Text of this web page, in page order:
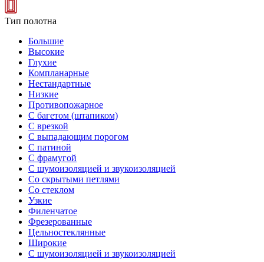
Тип полотна
Большие
Высокие
Глухие
Компланарные
Нестандартные
Низкие
Противопожарное
С багетом (штапиком)
С врезкой
С выпадающим порогом
С патиной
С фрамугой
С шумоизоляцией и звукоизоляцией
Со скрытыми петлями
Со стеклом
Узкие
Филенчатое
Фрезерованные
Цельностеклянные
Широкие
С шумоизоляцией и звукоизоляцией